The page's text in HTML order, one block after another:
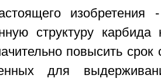
изобретения
структуру
повысить
для